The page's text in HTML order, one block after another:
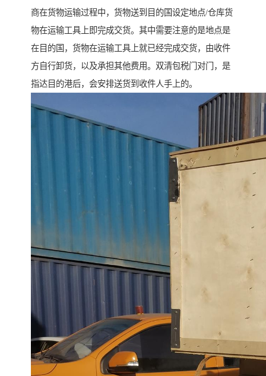
商在货物运输过程中，货物送到目的国设定地点/仓库货
物在运输工具上即完成交货。其中需要注意的是地点是
在目的国，货物在运输工具上就已经完成交货，由收件
方自行卸货，以及承担其他费用。双清包税门对门，是
指达目的港后，会安排送货到收件人手上的。